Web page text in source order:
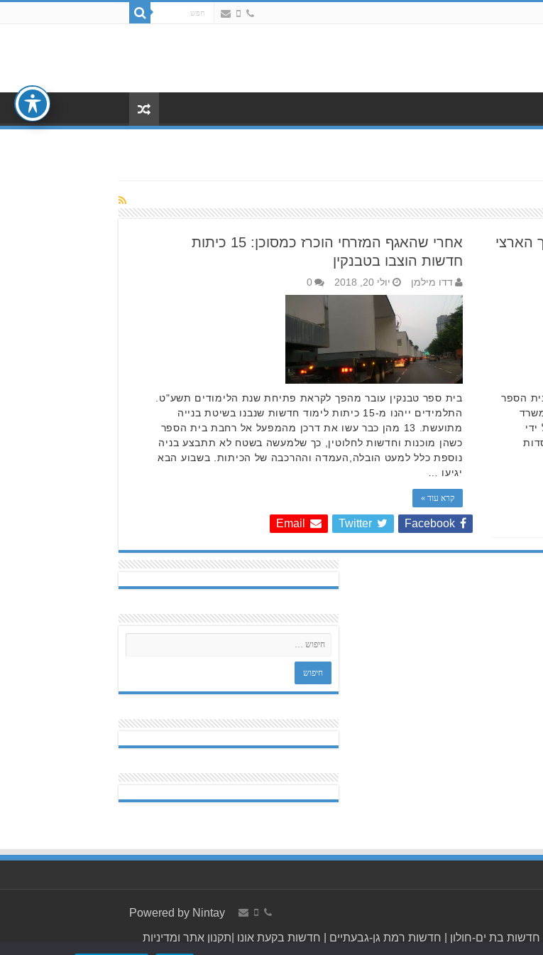
הארצי
הספר
אחרי שהאגף המזרחי הוכרז כמסוכן: 15 כיתות
חדשות הוצבו בטבנקין
דדו מילמן יולי 20, 2018 0
בית ספר טבנקין עובר מהפך לקראת פתיחת שנת הלימודים תשע"ט.
התלמידים ייהנו מ-15 כיתות לימוד חדשות שנבנו בשיטת בנייה
מתועשת. 13 מהן כבר עשו את דרכן מהמפעל אל רחבת בית הספר
כשהן מוכנות וחדשות לחלוטין, כך שלמעשה בשטח לא תתבצע בניה
נוספת כלל למעט הובלה,העמדה וההרכבה של הכיתות. בשבוע הבא
יגיעו …
קרא עוד »
Facebook
Twitter
Email
Powered by Nintay
חדשות בת ים-חולון חדשות רמת גן-גבעתיים חדשות בקעת אונו תקנון אתר ומדיניות